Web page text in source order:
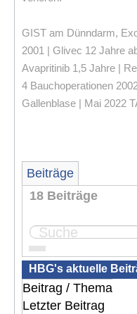
GIST am Dünndarm,
2001 | Glivec 12 Jahre
Avapritinib 1,5 Jahre |
4 Bauchoperationen
Gallenblase | Mai 2022
Beiträge
18 Beiträge
HBG's aktuelle
Beitrag / Thema
Letzter Beitrag